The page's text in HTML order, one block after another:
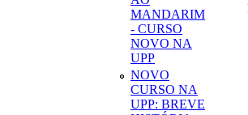
MANDARIM
- CURSO
NOVO NA
UPP
NOVO
CURSO NA
UPP: BREVE